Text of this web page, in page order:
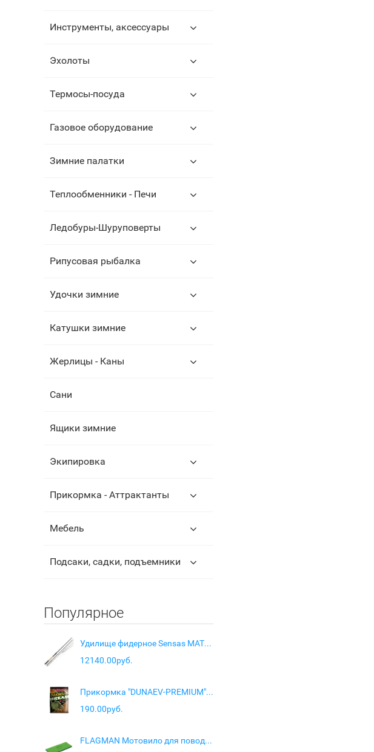
Инструменты, аксессуары
Эхолоты
Термосы-посуда
Газовое оборудование
Зимние палатки
Теплообменники - Печи
Ледобуры-Шуруповерты
Рипусовая рыбалка
Удочки зимние
Катушки зимние
Жерлицы - Каны
Сани
Ящики зимние
Экипировка
Прикормка - Аттрактанты
Мебель
Подсаки, садки, подъемники
Популярное
Удилище фидерное Sensas MATCH Feeder 3.86
12140.00руб.
Прикормка "DUNAEV-PREMIUM" 1кг Лещ Сладкий
190.00руб.
FLAGMAN Мотовило для поводков и оснасток Eva Rig blue-green 15х6х0,8см